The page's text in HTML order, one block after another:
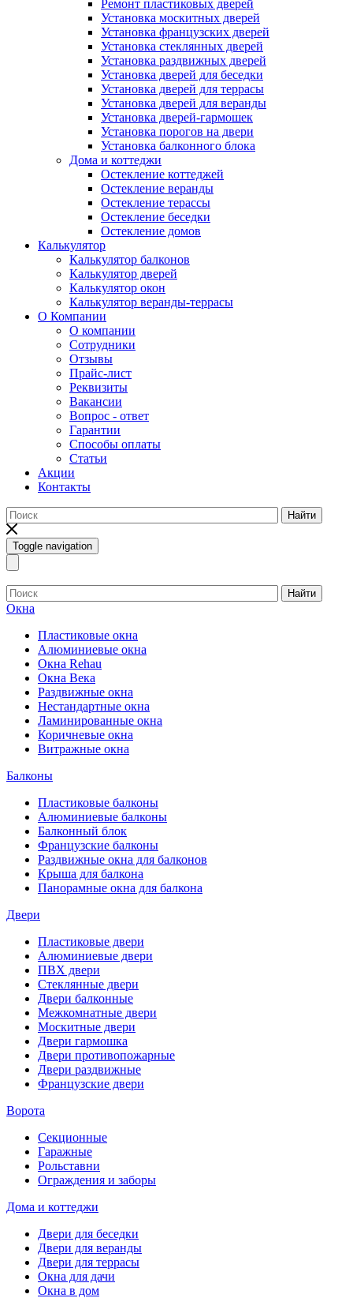
Ремонт пластиковых дверей
Установка москитных дверей
Установка французских дверей
Установка стеклянных дверей
Установка раздвижных дверей
Установка дверей для беседки
Установка дверей для террасы
Установка дверей для веранды
Установка дверей-гармошек
Установка порогов на двери
Установка балконного блока
Дома и коттеджи
Остекление коттеджей
Остекление веранды
Остекление терассы
Остекление беседки
Остекление домов
Калькулятор
Калькулятор балконов
Калькулятор дверей
Калькулятор окон
Калькулятор веранды-террасы
О Компании
О компании
Сотрудники
Отзывы
Прайс-лист
Реквизиты
Вакансии
Вопрос - ответ
Гарантии
Способы оплаты
Статьи
Акции
Контакты
Найти
Toggle navigation
Найти
Окна
Пластиковые окна
Алюминиевые окна
Окна Rehau
Окна Века
Раздвижные окна
Нестандартные окна
Ламинированные окна
Коричневые окна
Витражные окна
Балконы
Пластиковые балконы
Алюминиевые балконы
Балконный блок
Французские балконы
Раздвижные окна для балконов
Крыша для балкона
Панорамные окна для балкона
Двери
Пластиковые двери
Алюминиевые двери
ПВХ двери
Стеклянные двери
Двери балконные
Межкомнатные двери
Москитные двери
Двери гармошка
Двери противопожарные
Двери раздвижные
Французские двери
Ворота
Секционные
Гаражные
Рольставни
Ограждения и заборы
Дома и коттеджи
Двери для беседки
Двери для веранды
Двери для террасы
Окна для дачи
Окна в дом